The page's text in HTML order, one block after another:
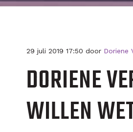
29 juli 2019 17:50 door Doriene
DORIENE
WILLEN